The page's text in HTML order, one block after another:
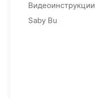
Видеоинструкции
Saby Bu